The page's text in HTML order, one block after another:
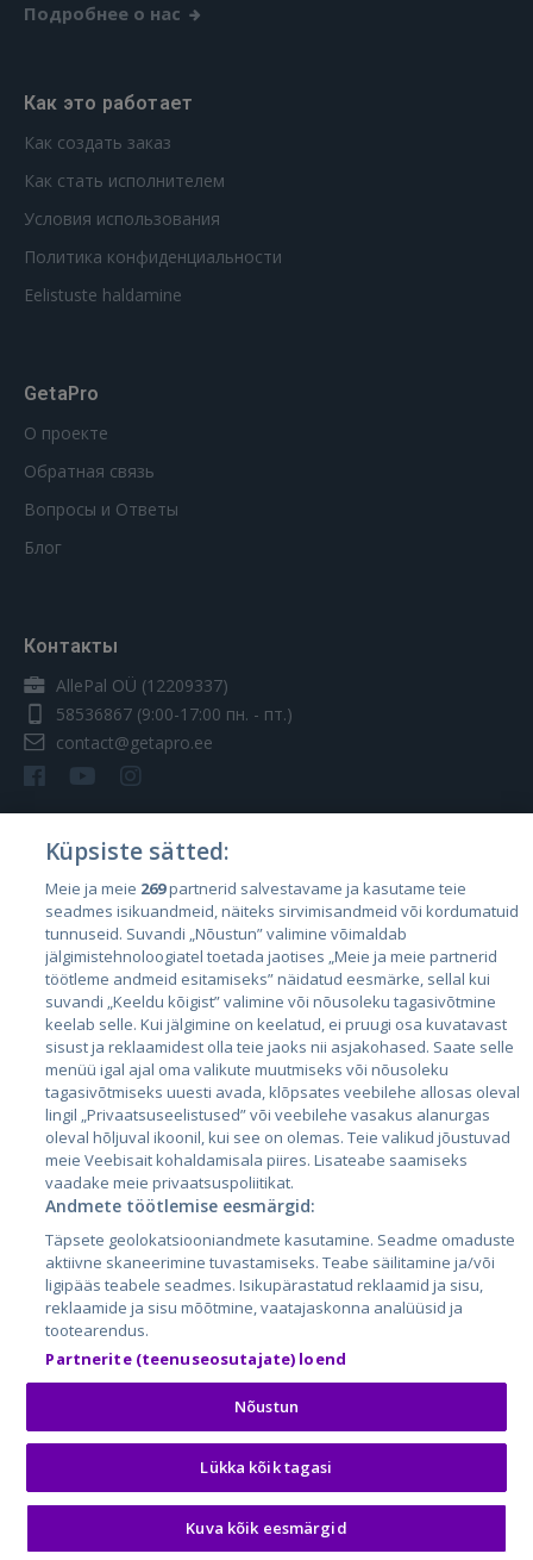
Подробнее о нас
Как это работает
Как создать заказ
Как стать исполнителем
Условия использования
Политика конфиденциальности
Eelistuste haldamine
GetaPro
О проекте
Обратная связь
Вопросы и Ответы
Блог
Контакты
AllePal OÜ (12209337)
58536867 (9:00-17:00 пн. - пт.)
contact@getapro.ee
Страны
Эстония
Латвия
Литва
City24.lv
City24.ee
GetaPro.lv
GetaPro.ee
Skelbiu.lt
Autoplius.lt
Aruodas.lt
CVbankas.lt
Kainos.lt
Paslaugos.lt
auto24.ee
Osta.ee
KuldneBörs.ee
Küpsiste sätted:
Meie ja meie 269partnerid salvestavame ja kasutame teie
seadmes isikuandmeid, näiteks sirvimisandmeid või kordumatuid
tunnuseid. Suvandi „Nõustun” valimine võimaldab
jälgimistehnoloogiatel toetada jaotises „Meie ja meie partnerid
töötleme andmeid esitamiseks” näidatud eesmärke, sellal kui
suvandi „Keeldu kõigist” valimine või nõusoleku tagasivõtmine
keelab selle. Kui jälgimine on keelatud, ei pruugi osa kuvatavast
sisust ja reklaamidest olla teie jaoks nii asjakohased. Saate selle
menüü igal ajal oma valikute muutmiseks või nõusoleku
tagasivõtmiseks uuesti avada, klõpsates veebilehe allosas oleval
lingil „Privaatsuseelistused” või veebilehe vasakus alanurgas
oleval hõljuval ikoonil, kui see on olemas. Teie valikud jõustuvad
meie Veebisait kohaldamisala piires. Lisateabe saamiseks
vaadake meie privaatsuspoliitikat.
Andmete töötlemise eesmärgid:
Täpsete geolokatsiooniandmete kasutamine. Seadme omaduste
aktiivne skaneerimine tuvastamiseks. Teabe säilitamine ja/või
ligipääs teabele seadmes. Isikupärastatud reklaamid ja sisu,
reklaamide ja sisu mõõtmine, vaatajaskonna analüüsid ja
tootearendus.
Partnerite (teenuseosutajate) loend
Nõustun
Lükka kõik tagasi
Kuva kõik eesmärgid